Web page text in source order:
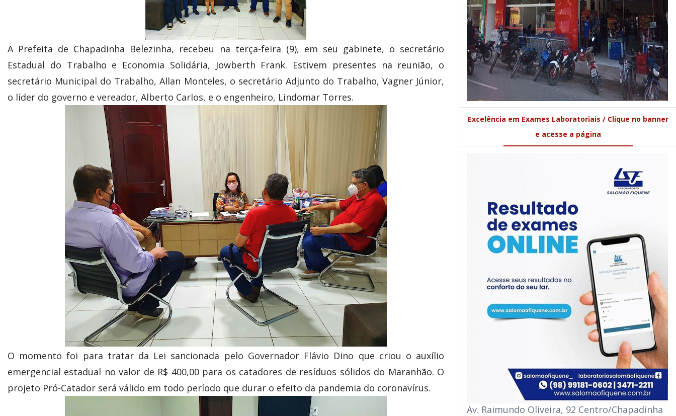
A Prefeita de Chapadinha Belezinha, recebeu na terça-feira (9), em seu gabinete, o secretário
Estadual do Trabalho e Economia Solidária, Jowberth Frank. Estivem presentes na reunião, o
secretário Municipal do Trabalho, Allan Monteles, o secretário Adjunto do Trabalho, Vagner Júnior,
o líder do governo e vereador, Alberto Carlos, e o engenheiro, Lindomar Torres.
O momento foi para tratar da Lei sancionada pelo Governador Flávio Dino que criou o auxílio
emergencial estadual no valor de R$ 400,00 para os catadores de resíduos sólidos do Maranhão. O
projeto Pró-Catador será válido em todo período que durar o efeito da pandemia do coronavírus.
Excelência em Exames Laboratoriais / Clique no banner
e acesse a página
Av. Raimundo Oliveira, 92 Centro/Chapadinha